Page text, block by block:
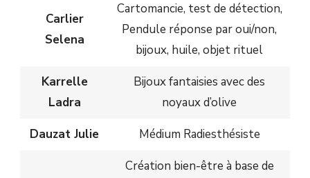
Carlier
Selena
Cartomancie, test de détection,
Pendule réponse par oui/non,
bijoux, huile, objet rituel
Karrelle
Ladra
Bijoux fantaisies avec des
noyaux d’olive
Dauzat Julie
Médium Radiesthésiste
Création bien-être à base de